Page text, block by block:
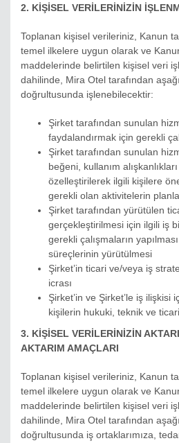
2. KİŞİSEL VERİLERİNİZİN
Toplanan kişisel verileriniz, Kanun
temel ilkelere uygun olarak ve
maddelerinde belirtilen kişisel veri
dahilinde, Mira Otel tarafından
doğrultusunda işlenebilecektir:
Şirket tarafından sunulan
faydalandırmak için gerekli
Şirket tarafından sunulan
beğeni, kullanım
özelleştirilerek ilgili kişilere
gerekli olan aktivitelerin
Şirket tarafından yürütülen
gerçekleştirilmesi için ilgili iş
gerekli çalışmaların
süreçlerinin yürütülmesi
Şirket’in ticari ve/veya iş
icrası
Şirket’in ve Şirket’le iş ilişkisi
kişilerin hukuki, teknik ve
3. KİŞİSEL VERİLERİNİZİN
AKTARIM AMAÇLARI
Toplanan kişisel verileriniz, Kanun
temel ilkelere uygun olarak ve
maddelerinde belirtilen kişisel veri
dahilinde, Mira Otel tarafından
doğrultusunda iş ortaklarımıza,